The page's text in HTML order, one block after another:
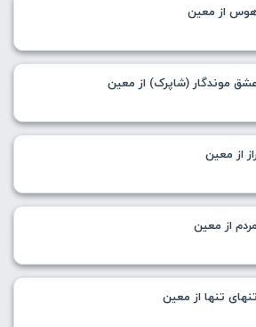
هوس از معین
موندگار (شاپرک) از معین
از معین
از معین
تنها از معین